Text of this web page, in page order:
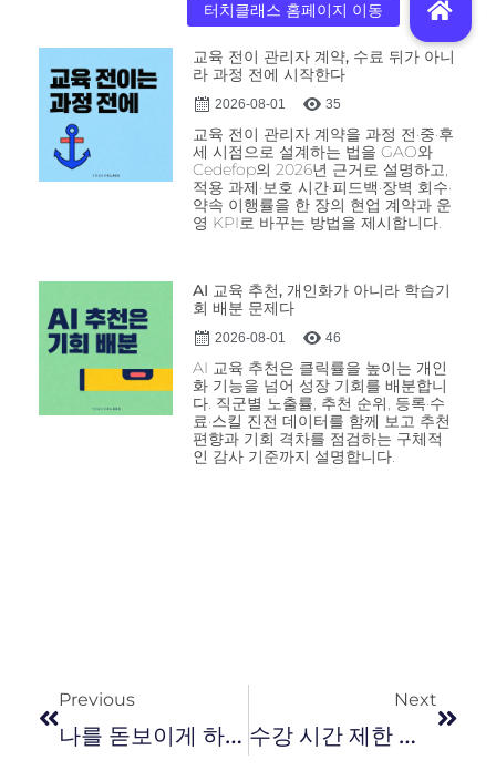
교육 전이 관리자 계약, 수료 뒤가 아니
라 과정 전에 시작한다
2026-08-01 35
교육 전이 관리자 계약을 과정 전·중·후
세 시점으로 설계하는 법을 GAO와
Cedefop의 2026년 근거로 설명하고,
적용 과제·보호 시간·피드백·장벽 회수·
약속 이행률을 한 장의 현업 계약과 운
영 KPI로 바꾸는 방법을 제시합니다.
AI 교육 추천, 개인화가 아니라 학습기
회 배분 문제다
2026-08-01 46
AI 교육 추천은 클릭률을 높이는 개인
화 기능을 넘어 성장 기회를 배분합니
다. 직군별 노출률, 추천 순위, 등록·수
료·스킬 진전 데이터를 함께 보고 추천
편향과 기회 격차를 점검하는 구체적
인 감사 기준까지 설명합니다.
Previous
나를 돋보이게 하는 퍼스널 브랜딩
Next
수강 시간 제한 설정